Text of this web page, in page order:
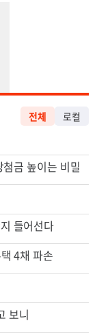
금 높이는 비밀
들어선다
4채 파손